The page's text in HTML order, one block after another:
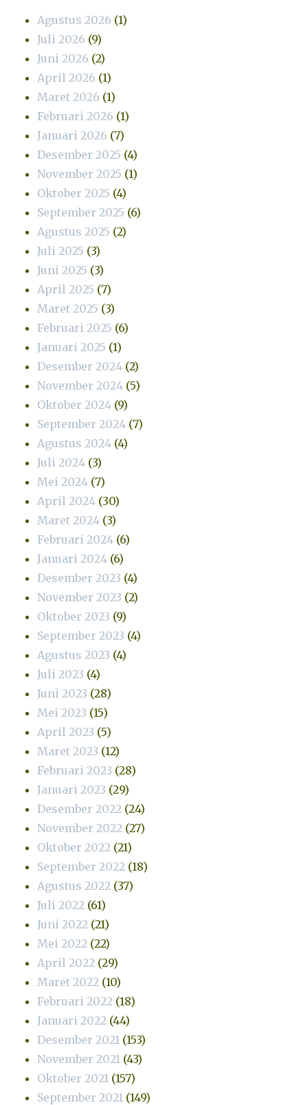
Agustus 2026 (1)
Juli 2026 (9)
Juni 2026 (2)
April 2026 (1)
Maret 2026 (1)
Februari 2026 (1)
Januari 2026 (7)
Desember 2025 (4)
November 2025 (1)
Oktober 2025 (4)
September 2025 (6)
Agustus 2025 (2)
Juli 2025 (3)
Juni 2025 (3)
April 2025 (7)
Maret 2025 (3)
Februari 2025 (6)
Januari 2025 (1)
Desember 2024 (2)
November 2024 (5)
Oktober 2024 (9)
September 2024 (7)
Agustus 2024 (4)
Juli 2024 (3)
Mei 2024 (7)
April 2024 (30)
Maret 2024 (3)
Februari 2024 (6)
Januari 2024 (6)
Desember 2023 (4)
November 2023 (2)
Oktober 2023 (9)
September 2023 (4)
Agustus 2023 (4)
Juli 2023 (4)
Juni 2023 (28)
Mei 2023 (15)
April 2023 (5)
Maret 2023 (12)
Februari 2023 (28)
Januari 2023 (29)
Desember 2022 (24)
November 2022 (27)
Oktober 2022 (21)
September 2022 (18)
Agustus 2022 (37)
Juli 2022 (61)
Juni 2022 (21)
Mei 2022 (22)
April 2022 (29)
Maret 2022 (10)
Februari 2022 (18)
Januari 2022 (44)
Desember 2021 (153)
November 2021 (43)
Oktober 2021 (157)
September 2021 (149)